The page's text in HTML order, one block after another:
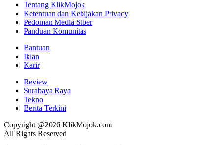
Tentang KlikMojok
Ketentuan dan Kebijakan Privacy
Pedoman Media Siber
Panduan Komunitas
Bantuan
Iklan
Karir
Review
Surabaya Raya
Tekno
Berita Terkini
Copyright @2026 KlikMojok.com
All Rights Reserved